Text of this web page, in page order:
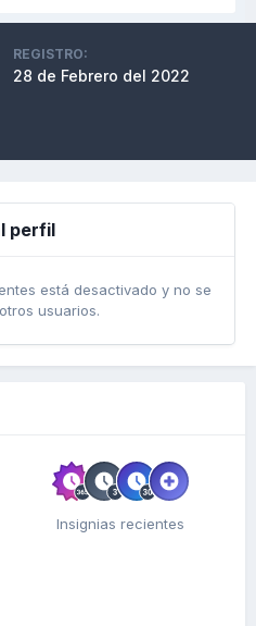
REGISTRO:
28 de Febrero del 2022
perfil
está desactivado y no se
usuarios.
Insignias recientes